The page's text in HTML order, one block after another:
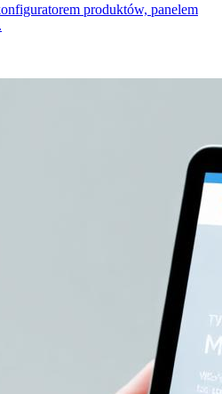
produktów, panelem